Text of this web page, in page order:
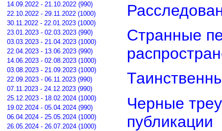
14.09.2022 - 21.10.2022 (990)
22.10.2022 - 29.11.2022 (1000)
30.11.2022 - 22.01.2023 (1000)
23.01.2023 - 02.03.2023 (990)
03.03.2023 - 21.04.2023 (1000)
22.04.2023 - 13.06.2023 (990)
14.06.2023 - 02.08.2023 (1000)
03.08.2023 - 21.09.2023 (1000)
22.09.2023 - 06.11.2023 (990)
07.11.2023 - 24.12.2023 (990)
25.12.2023 - 18.02.2024 (1000)
19.02.2024 - 05.04.2024 (990)
06.04.2024 - 25.05.2024 (1000)
26.05.2024 - 26.07.2024 (1000)
Странные
Черные
публикации